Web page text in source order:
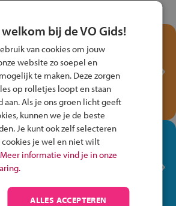
Test je kennis met het
Fiets Veilig
Verkeersspel!
Speel het Fiets Veilig Verkeersspel
en win een Cortina-fiets!
In de winkel ben je op je
plek!
Ontdek via het vmbo jouw talent
op de winkelvloer, waar elke dag
anders is!
bij de VO Gids!
van cookies om jouw
website zo soepel en
te maken. Deze zorgen
op rolletjes loopt en staan
aan. Als je ons groen licht geeft
kunnen we je de beste
Je kunt ook zelf selecteren
je wel en niet wilt
Meer informatie vind je in onze
ALLES ACCEPTEREN